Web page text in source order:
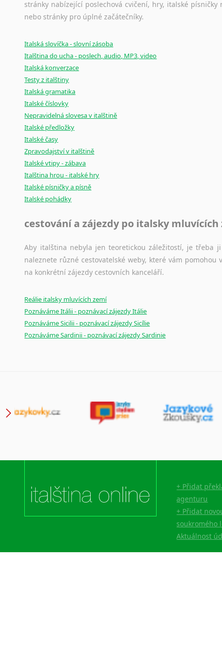
stránky nabízející poslechová cvičení, hry, italské
nebo stránky pro úplné začátečníky.
Italská slovíčka - slovní zásoba
Italština do ucha - poslech, audio, MP3, video
Italská konverzace
Testy z italštiny
Italská gramatika
Italské číslovky
Nepravidelná slovesa v italštině
Italské předložky
Italské časy
Zpravodajství v italštině
Italské vtipy - zábava
Italština hrou - italské hry
Italské písničky a písně
Italské pohádky
cestování a zájezdy po italsky mluvících
Aby italština nebyla jen teoretickou záležitostí, je třeba
naleznete různé cestovatelské weby, které vám
na konkrétní zájezdy cestovních kanceláří.
Reálie italsky mluvících zemí
Poznáváme Itálii - poznávací zájezdy Itálie
Poznáváme Sicilii - poznávací zájezdy Sicílie
Poznáváme Sardinii - poznávací zájezdy Sardinie
+ Přidat
agenturu
+ Přidat
soukromého
Aktuálnost